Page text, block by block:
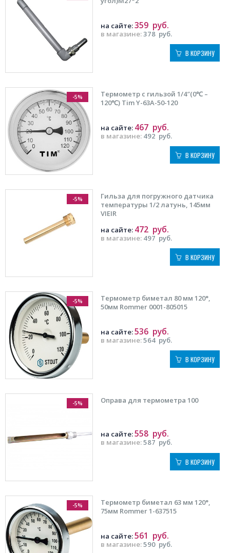
в магазине:378 руб.
на сайте:359 руб.
В КОРЗИНУ
-5%
Термометр с гильзой 1/4″(0℃ –
120℃) Tim Y-63A-50-120
в магазине: 492 руб.
на сайте: 467 руб.
В КОРЗИНУ
-5%
Гильза для погружного датчика
температуры 1/2 латунь, 145мм
VIEIR
в магазине: 497 руб.
на сайте: 472 руб.
В КОРЗИНУ
-5%
Термометр биметал 80 мм 120°,
50мм Rommer 0001-805015
в магазине:564 руб.
на сайте:536 руб.
В КОРЗИНУ
-5% Оправа для термометра 100
в магазине:587 руб.
на сайте:558 руб.
В КОРЗИНУ
-5%
Термометр биметал 63 мм 120°,
75мм Rommer 1-637515
в магазине:590 руб.
на сайте:561 руб.